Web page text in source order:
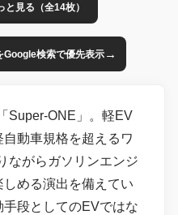
見る（全14枚）
検索で優先表示→
Super-ONE」。軽EV
動車規格を超えるワ
ながらガソリンエンジ
める演出を備えてい
段としてのEVではな